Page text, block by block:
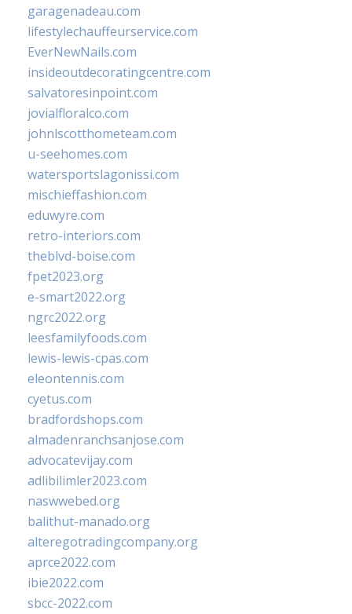
garagenadeau.com
lifestylechauffeurservice.com
EverNewNails.com
insideoutdecoratingcentre.com
salvatoresinpoint.com
jovialfloralco.com
johnlscotthometeam.com
u-seehomes.com
watersportslagonissi.com
mischieffashion.com
eduwyre.com
retro-interiors.com
theblvd-boise.com
fpet2023.org
e-smart2022.org
ngrc2022.org
leesfamilyfoods.com
lewis-lewis-cpas.com
eleontennis.com
cyetus.com
bradfordshops.com
almadenranchsanjose.com
advocatevijay.com
adlibilimler2023.com
naswwebed.org
balithut-manado.org
alteregotradingcompany.org
aprce2022.com
ibie2022.com
sbcc-2022.com